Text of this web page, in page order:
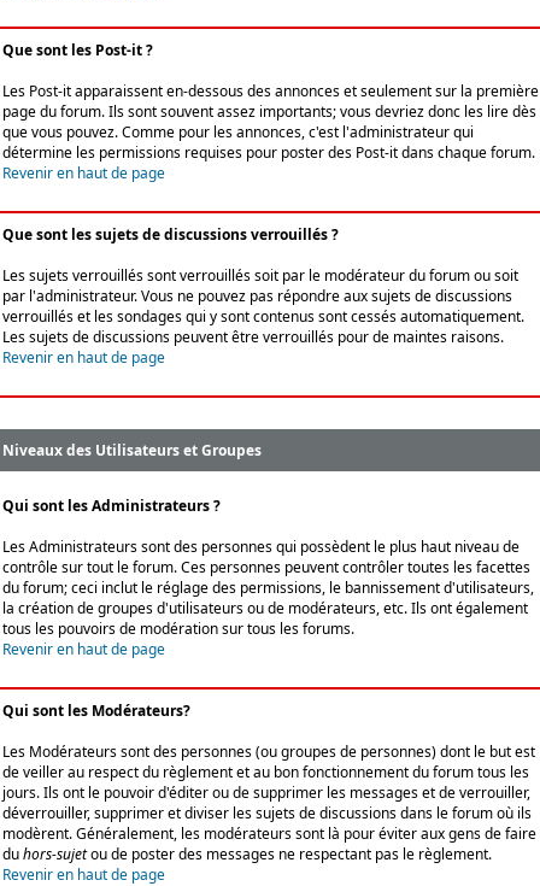
Que sont les Post-it ?
Les Post-it apparaissent en-dessous des annonces et seulement sur la première
page du forum. Ils sont souvent assez importants; vous devriez donc les lire dès
que vous pouvez. Comme pour les annonces, c'est l'administrateur qui
détermine les permissions requises pour poster des Post-it dans chaque forum.
Revenir en haut de page
Que sont les sujets de discussions verrouillés ?
Les sujets verrouillés sont verrouillés soit par le modérateur du forum ou soit
par l'administrateur. Vous ne pouvez pas répondre aux sujets de discussions
verrouillés et les sondages qui y sont contenus sont cessés automatiquement.
Les sujets de discussions peuvent être verrouillés pour de maintes raisons.
Revenir en haut de page
Niveaux des Utilisateurs et Groupes
Qui sont les Administrateurs ?
Les Administrateurs sont des personnes qui possèdent le plus haut niveau de
contrôle sur tout le forum. Ces personnes peuvent contrôler toutes les facettes
du forum; ceci inclut le réglage des permissions, le bannissement d'utilisateurs,
la création de groupes d'utilisateurs ou de modérateurs, etc. Ils ont également
tous les pouvoirs de modération sur tous les forums.
Revenir en haut de page
Qui sont les Modérateurs?
Les Modérateurs sont des personnes (ou groupes de personnes) dont le but est
de veiller au respect du règlement et au bon fonctionnement du forum tous les
jours. Ils ont le pouvoir d'éditer ou de supprimer les messages et de verrouiller,
déverrouiller, supprimer et diviser les sujets de discussions dans le forum où ils
modèrent. Généralement, les modérateurs sont là pour éviter aux gens de faire
duhors-sujetou de poster des messages ne respectant pas le règlement.
Revenir en haut de page